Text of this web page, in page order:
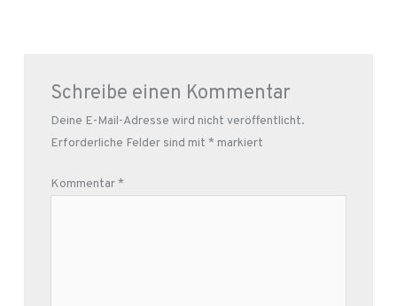
Schreibe einen Kommentar
Deine E-Mail-Adresse wird nicht veröffentlicht.
Erforderliche Felder sind mit * markiert
Kommentar*